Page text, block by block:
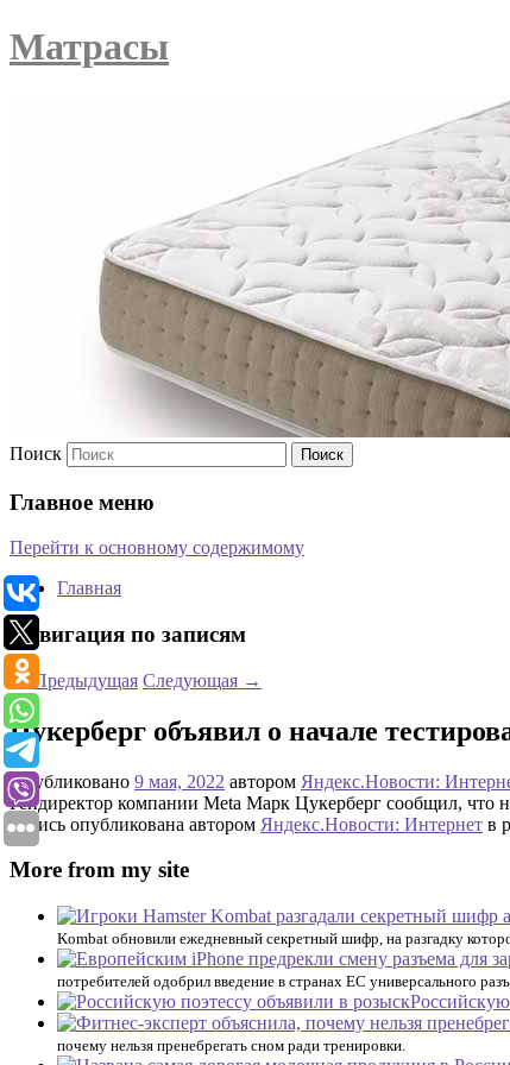
Матрасы
Поиск
Главное меню
Перейти к основному содержимому
Главная
Навигация по записям
←Предыдущая Следующая →
Цукерберг объявил о начале
Опубликовано 9 мая, 2022 автором Яндекс.Новости:
Гендиректор компании Meta Марк Цукерберг сообщил, что
Запись опубликована автором Яндекс.Новости: Интернет в
More from my site
Kombat обновили ежедневный секретный шифр, на разгадку
потребителей одобрил введение в странах ЕС универсального
почему нельзя пренебрегать сном ради тренировки.